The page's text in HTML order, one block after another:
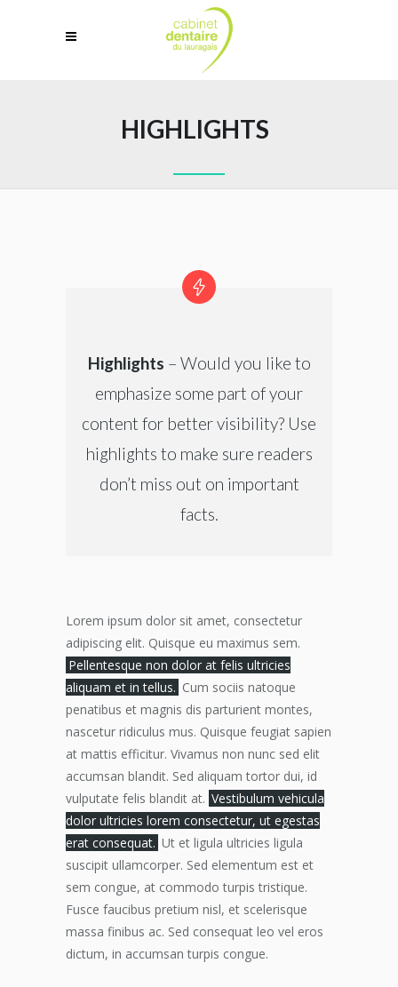
HIGHLIGHTS
Highlights – Would you like to
emphasize some part of your
content for better visibility? Use
highlights to make sure readers
don’t miss out on important
facts.
Lorem ipsum dolor sit amet, consectetur
adipiscing elit. Quisque eu maximus sem.
Pellentesque non dolor at felis ultricies
aliquam et in tellus. Cum sociis natoque
penatibus et magnis dis parturient montes,
nascetur ridiculus mus. Quisque feugiat sapien
at mattis efficitur. Vivamus non nunc sed elit
accumsan blandit. Sed aliquam tortor dui, id
vulputate felis blandit at. Vestibulum vehicula
dolor ultricies lorem consectetur, ut egestas
erat consequat. Ut et ligula ultricies ligula
suscipit ullamcorper. Sed elementum est et
sem congue, at commodo turpis tristique.
Fusce faucibus pretium nisl, et scelerisque
massa finibus ac. Sed consequat leo vel eros
dictum, in accumsan turpis congue.